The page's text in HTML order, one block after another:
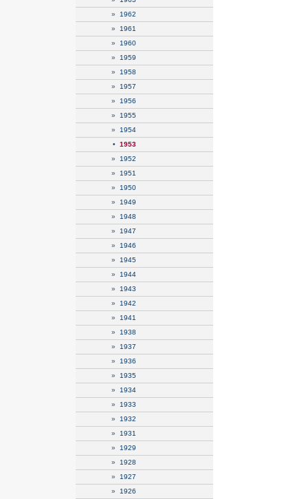
» 1962
» 1961
» 1960
» 1959
» 1958
» 1957
» 1956
» 1955
» 1954
• 1953
» 1952
» 1951
» 1950
» 1949
» 1948
» 1947
» 1946
» 1945
» 1944
» 1943
» 1942
» 1941
» 1938
» 1937
» 1936
» 1935
» 1934
» 1933
» 1932
» 1931
» 1929
» 1928
» 1927
» 1926